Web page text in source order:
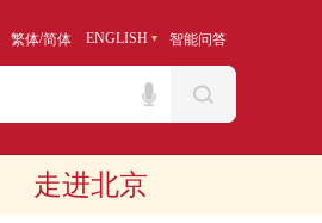
繁体/简体 ENGLISH 智能问答
走进北京